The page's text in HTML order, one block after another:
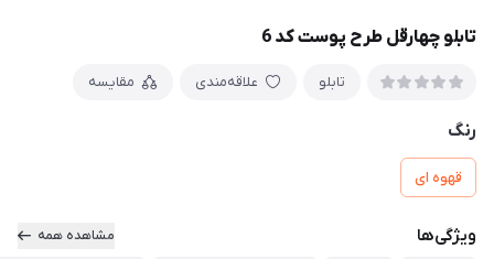
تابلو چهارقل طرح پوست کد 6
تابلو علاقه‌مندی مقایسه
رنگ
قهوه ای
ویژگی‌ها مشاهده همه